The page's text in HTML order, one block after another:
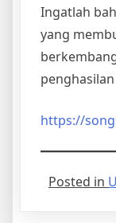
Ingatlah
yang
https://
Posted in